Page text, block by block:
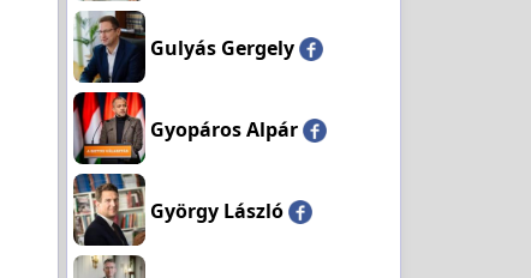
Gulyás Gergely
Gyopáros Alpár
György László